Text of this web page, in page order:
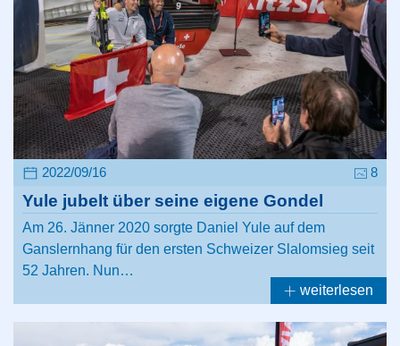
2022/09/16 8
Yule jubelt über seine eigene Gondel
Am 26. Jänner 2020 sorgte Daniel Yule auf dem
Ganslernhang für den ersten Schweizer Slalomsieg seit
52 Jahren. Nun…
weiterlesen